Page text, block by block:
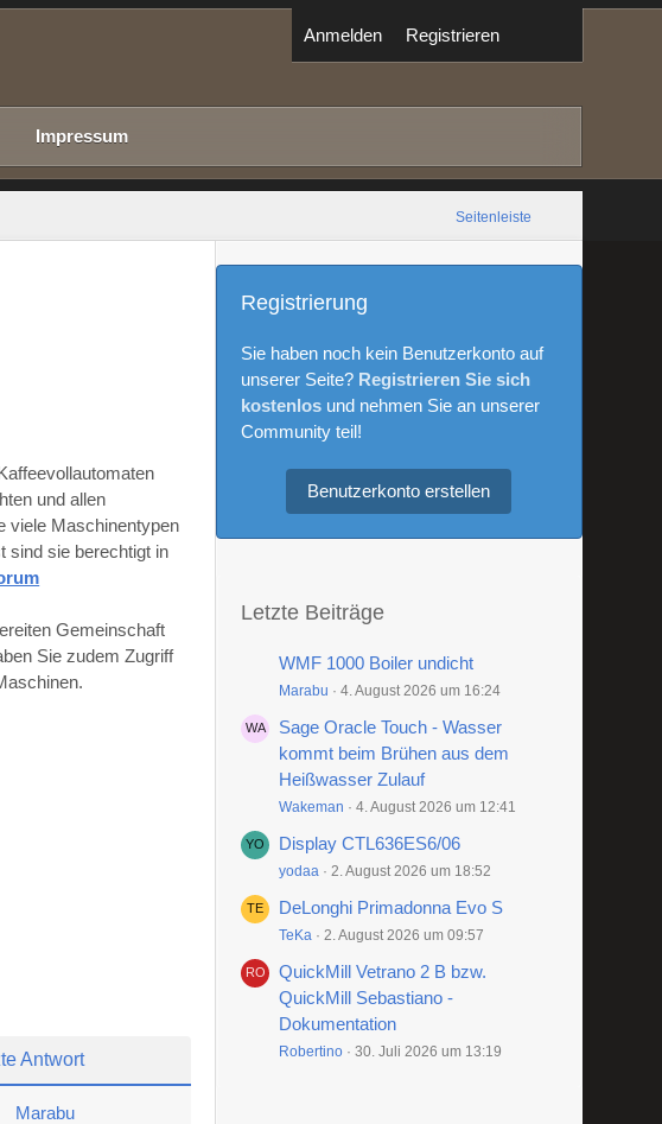
Anmelden Registrieren
Impressum
Seitenleiste
und allen
viele Maschinentypen
sind sie berechtigt in
Gemeinschaft
Sie zudem Zugriff
Antwort
Marabu
Registrierung
Sie haben noch kein Benutzerkonto auf
unserer Seite? Registrieren Sie sich
kostenlosund nehmen Sie an unserer
Community teil!
Benutzerkonto erstellen
Letzte Beiträge
WMF 1000 Boiler undicht
Marabu 4. August 2026 um 16:24
Sage Oracle Touch - Wasser
kommt beim Brühen aus dem
Heißwasser Zulauf
Wakeman 4. August 2026 um 12:41
Display CTL636ES6/06
yodaa 2. August 2026 um 18:52
DeLonghi Primadonna Evo S
TeKa 2. August 2026 um 09:57
QuickMill Vetrano 2 B bzw.
QuickMill Sebastiano -
Dokumentation
Robertino 30. Juli 2026 um 13:19